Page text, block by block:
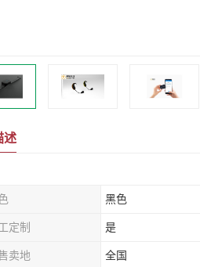
述
黑色
定制 是
卖地 全国